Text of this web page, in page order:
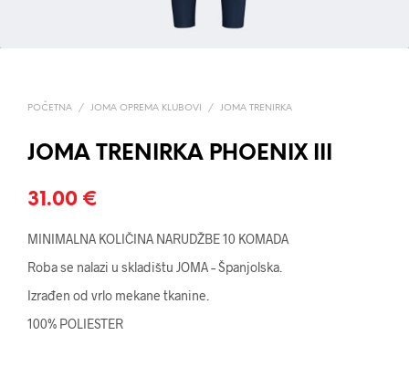
POČETNA / JOMA OPREMA KLUBOVI / JOMA TRENIRKA
JOMA TRENIRKA PHOENIX III
31.00 €
MINIMALNA KOLIČINA NARUDŽBE 10 KOMADA
Roba se nalazi u skladištu JOMA – Španjolska.
Izrađen od vrlo mekane tkanine.
100% POLIESTER